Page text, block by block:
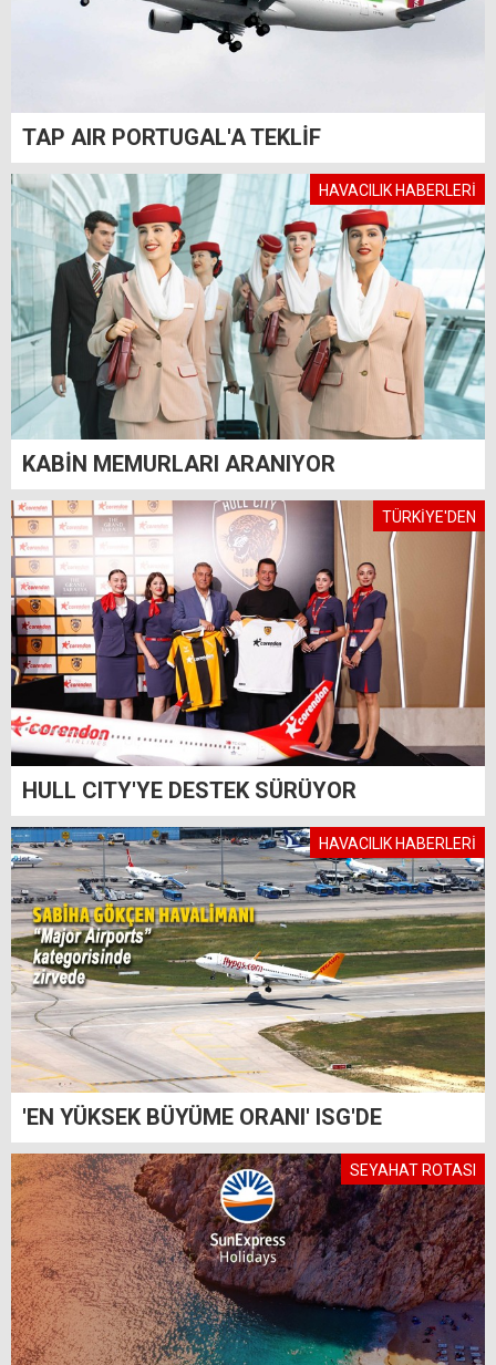
TAP AIR PORTUGAL'A TEKLİF
HAVACILIK HABERLERİ
KABİN MEMURLARI ARANIYOR
TÜRKİYE'DEN
HULL CITY'YE DESTEK SÜRÜYOR
HAVACILIK HABERLERİ
'EN YÜKSEK BÜYÜME ORANI' ISG'DE
SEYAHAT ROTASI